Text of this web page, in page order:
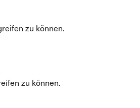
zu können.
zu können.